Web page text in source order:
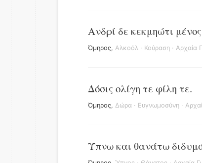
Ανδρί δε κεκμηώτι
Όμηρος, Αλκοόλ · Κούραση · Αρχαία
Δόσις ολίγη τε φίλη τε.
Όμηρος, Δώρα · Ευγνωμοσύνη ·
Ύπνω και θανάτω